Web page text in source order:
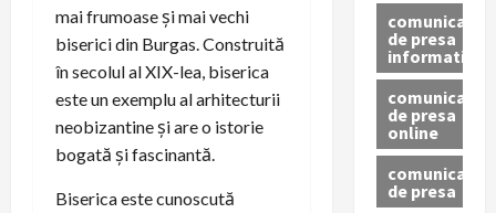
mai frumoase și mai vechi
biserici din Burgas. Construită
în secolul al XIX-lea, biserica
este un exemplu al arhitecturii
neobizantine și are o istorie
bogată și fascinantă.
Biserica este cunoscută
comunicat
de presa
informativ
comunicat
de presa
online
comunicate
de presa